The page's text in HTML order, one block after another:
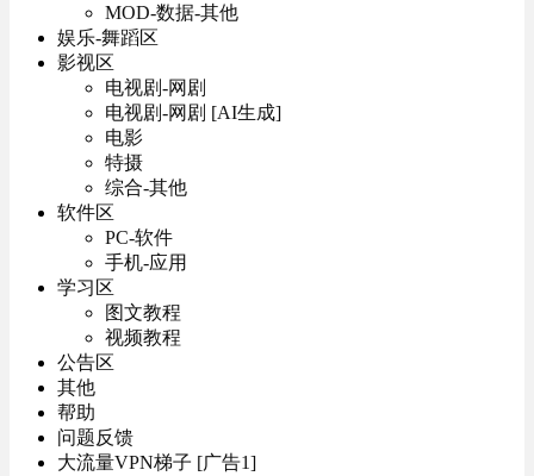
MOD-数据-其他
娱乐-舞蹈区
影视区
电视剧-网剧
电视剧-网剧 [AI生成]
电影
特摄
综合-其他
软件区
PC-软件
手机-应用
学习区
图文教程
视频教程
公告区
其他
帮助
问题反馈
大流量VPN梯子 [广告1]